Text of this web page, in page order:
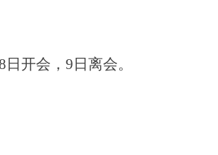
开会，9日离会。